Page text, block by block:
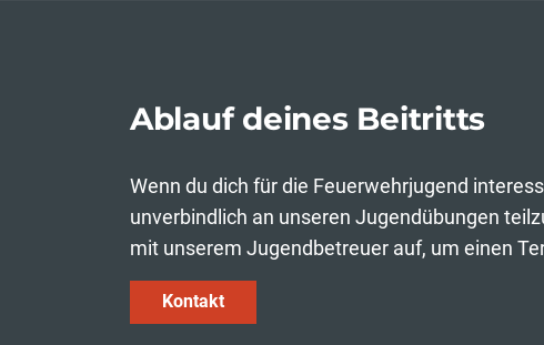
Ablauf deines Beitritts
Wenn du dich für die Feuerwehrjugend
unverbindlich an unseren Jugendübungen
mit unserem Jugendbetreuer auf, um einen
Kontakt